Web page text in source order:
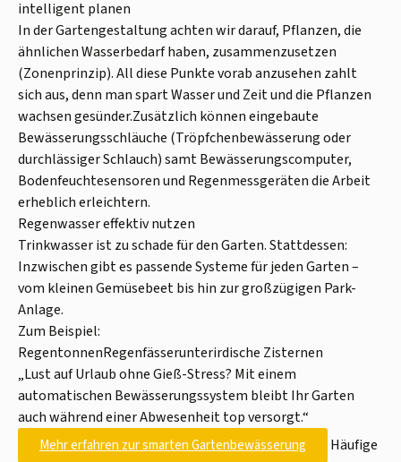
intelligent planen
In der Gartengestaltung achten wir darauf, Pflanzen, die
ähnlichen Wasserbedarf haben, zusammenzusetzen
(Zonenprinzip). All diese Punkte vorab anzusehen zahlt
sich aus, denn man spart Wasser und Zeit und die Pflanzen
wachsen gesünder.Zusätzlich können eingebaute
Bewässerungsschläuche (Tröpfchenbewässerung oder
durchlässiger Schlauch) samt Bewässerungscomputer,
Bodenfeuchtesensoren und Regenmessgeräten die Arbeit
erheblich erleichtern.
Regenwasser effektiv nutzen
Trinkwasser ist zu schade für den Garten. Stattdessen:
Inzwischen gibt es passende Systeme für jeden Garten –
vom kleinen Gemüsebeet bis hin zur großzügigen Park-
Anlage.
Zum Beispiel:
RegentonnenRegenfässerunterirdische Zisternen
„Lust auf Urlaub ohne Gieß-Stress? Mit einem
automatischen Bewässerungssystem bleibt Ihr Garten
auch während einer Abwesenheit top versorgt.“
Mehr erfahren zur smarten Gartenbewässerung
Häufige